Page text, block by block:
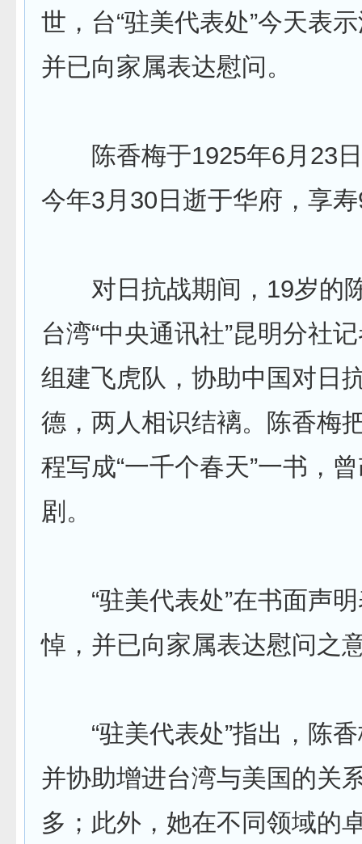
世，台“驻美代表处”今天表
并已向家属表达慰问。
陈香梅于1925年6月23日
今年3月30日逝于华府，享
对日抗战期间，19岁的
台湾“中央通讯社”昆明分社
组建飞虎队，协助中国对日
德，两人相识结褵。陈香梅
程写成“一千个春天”一书，
剧。
“驻美代表处”在书面声明
悼，并已向家属表达慰问之
“驻美代表处”指出，陈香
并协助增进台湾与美国的关
多；此外，她在不同领域的